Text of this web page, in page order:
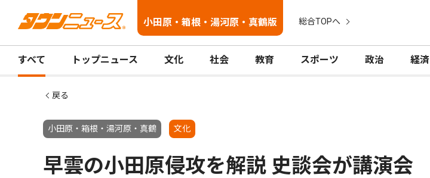
小田原・箱根・湯河原・真鶴版 総合TOPへ
すべて トップニュース 文化 社会 教育 スポーツ 政治 経済
戻る
小田原・箱根・湯河原・真鶴 文化
早雲の小田原侵攻を解説 史談会が講演会